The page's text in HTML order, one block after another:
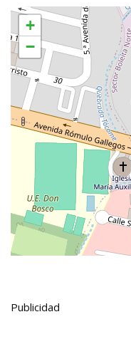
+
−
Publicidad